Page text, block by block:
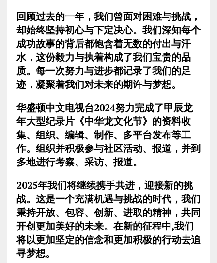
回顾过去的一年，我们曾面对困难与挑战，
却始终坚持初心与下定决心。我们深知每个
成功故事的背后都饱含着无数的付出与汗
水，这份毅力与执着构成了我们宝贵的品
质。每一次努力与进步都记录了我们的足
迹，凝聚着我们对未来的期许与梦想。
华盛顿中文电视台2024努力完成了甲辰龙
年大型纪录片《中华龙文化节》的资料收
集、组织、编辑、制作、多平台发布等工
作。组织并积极参与社区活动、报道，并到
多地进行考察、采访、报道。
2025年我们将继续携手共进，迎接新的挑
战。这是一个充满机遇与挑战的时代，我们
秉持开放、包容、创新、进取的精神，共同
开创更加美好的未来。在新的征程中,我们
将以更加坚定的信念和更加积极的行动去追
寻梦想。